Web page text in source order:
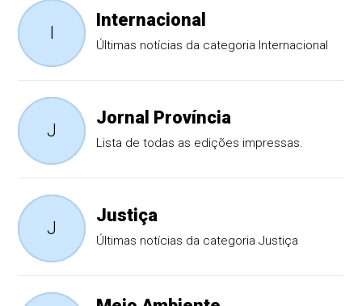
I
Internacional
Últimas notícias da categoria Internacional
J
Jornal Província
Lista de todas as edições impressas.
J
Justiça
Últimas notícias da categoria Justiça